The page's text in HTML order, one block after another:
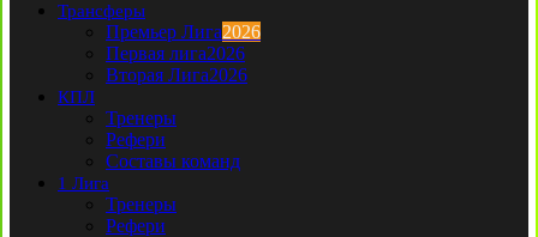
Трансферы
Премьер Лига2026
Первая лига2026
Вторая Лига2026
КПЛ
Тренеры
Рефери
Составы команд
1 Лига
Тренеры
Рефери